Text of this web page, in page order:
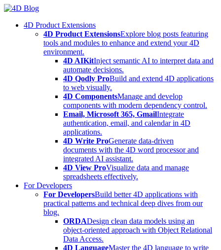
Skip
content4D Product Extensions
4D Product ExtensionsExplore blog posts featuring
tools and modules to enhance and extend your 4D
environment.
4D AIKitInject semantic AI to interpret data and
automate decisions.
4D Qodly ProBuild and extend 4D applications
to web visually.
4D ComponentsManage and develop
components with modern dependency control.
Email, Microsoft 365, GmailIntegrate
authentication, email, and calendar in 4D
applications.
4D Write ProGenerate data-driven
documents with the 4D word processor and
integrated AI assistant.
4D View ProVisualize data and manage
spreadsheets effectively.
For Developers
For DevelopersBuild better 4D applications with
practical patterns and technical deep dives from our
blog.
ORDADesign clean data models using an
object-oriented approach with Object Relational
Data Access.
4D LanguageMaster the 4D language to write